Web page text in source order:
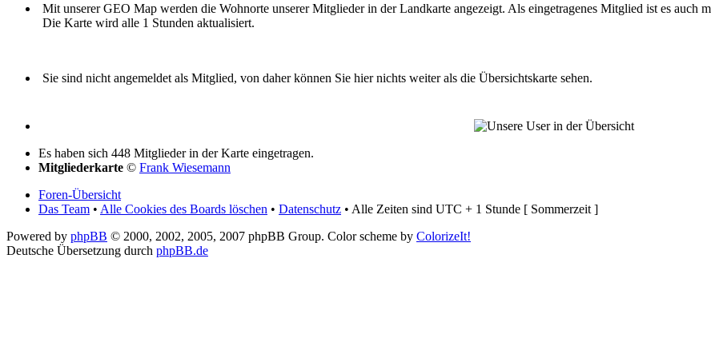
Mit unserer GEO Map werden die Wohnorte unserer Mitglieder in der Landkarte angezeigt. Als eingetragenes Mitglied ist es auch
Die Karte wird alle 1 Stunden aktualisiert.
Sie sind nicht angemeldet als Mitglied, von daher können Sie hier nichts weiter als die Übersichtskarte sehen.
Es haben sich 448 Mitglieder in der Karte eingetragen.
Mitgliederkarte © Frank Wiesemann
Foren-Übersicht
Das Team • Alle Cookies des Boards löschen • Datenschutz • Alle Zeiten sind UTC + 1 Stunde [ Sommerzeit ]
Powered by phpBB © 2000, 2002, 2005, 2007 phpBB Group. Color scheme by ColorizeIt!
Deutsche Übersetzung durch phpBB.de